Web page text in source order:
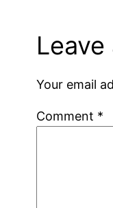
Leave
Your email
Comment *